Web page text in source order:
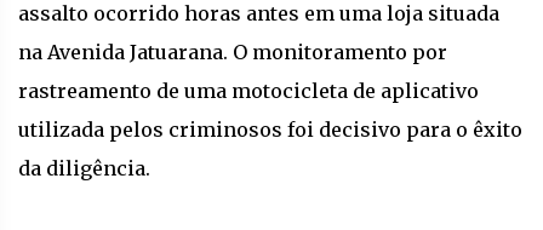
assalto ocorrido horas antes em uma loja situada
na Avenida Jatuarana. O monitoramento por
rastreamento de uma motocicleta de aplicativo
utilizada pelos criminosos foi decisivo para o êxito
da diligência.